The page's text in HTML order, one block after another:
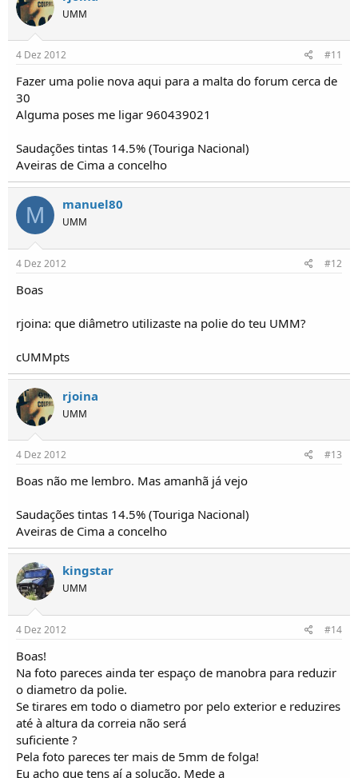
UMM
4 Dez 2012 #11
Fazer uma polie nova aqui para a malta do forum cerca de
30
Alguma poses me ligar 960439021
Saudações tintas 14.5% (Touriga Nacional)
Aveiras de Cima a concelho
M manuel80
UMM
4 Dez 2012 #12
Boas
rjoina: que diâmetro utilizaste na polie do teu UMM?
cUMMpts
rjoina
UMM
4 Dez 2012 #13
Boas não me lembro. Mas amanhã já vejo
Saudações tintas 14.5% (Touriga Nacional)
Aveiras de Cima a concelho
kingstar
UMM
4 Dez 2012 #14
Boas!
Na foto pareces ainda ter espaço de manobra para reduzir
o diametro da polie.
Se tirares em todo o diametro por pelo exterior e reduzires
até à altura da correia não será
suficiente ?
Pela foto pareces ter mais de 5mm de folga!
Eu acho que tens aí a solução. Mede a